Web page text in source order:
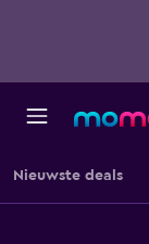
Nieuwste deals